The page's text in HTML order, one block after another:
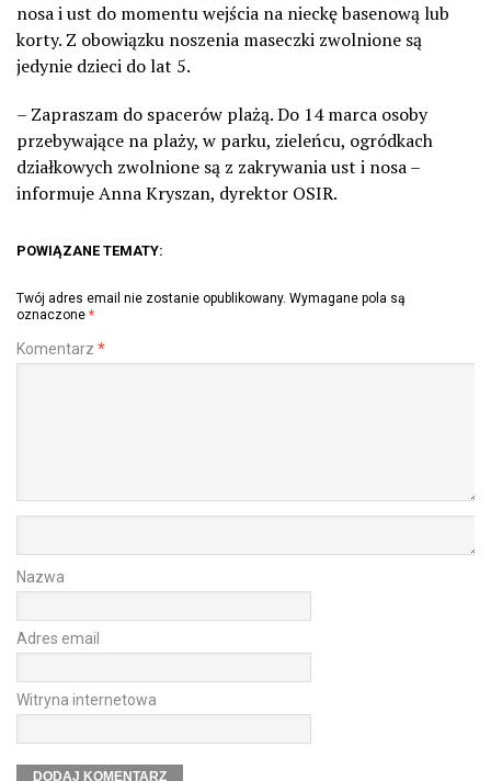
nosa i ust do momentu wejścia na nieckę basenową lub
korty. Z obowiązku noszenia maseczki zwolnione są
jedynie dzieci do lat 5.
– Zapraszam do spacerów plażą. Do 14 marca osoby
przebywające na plaży, w parku, zieleńcu, ogródkach
działkowych zwolnione są z zakrywania ust i nosa –
informuje Anna Kryszan, dyrektor OSIR.
POWIĄZANE TEMATY:
Twój adres email nie zostanie opublikowany. Wymagane pola są
oznaczone *
Komentarz *
Nazwa
Adres email
Witryna internetowa